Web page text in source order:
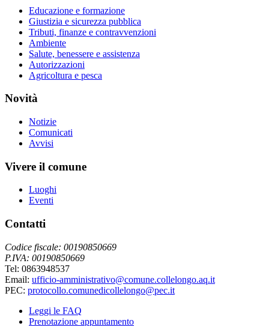
Educazione e formazione
Giustizia e sicurezza pubblica
Tributi, finanze e contravvenzioni
Ambiente
Salute, benessere e assistenza
Autorizzazioni
Agricoltura e pesca
Novità
Notizie
Comunicati
Avvisi
Vivere il comune
Luoghi
Eventi
Contatti
Codice fiscale: 00190850669
P.IVA: 00190850669
Tel: 0863948537
Email: ufficio-amministrativo@comune.collelongo.aq.it
PEC: protocollo.comunedicollelongo@pec.it
Leggi le FAQ
Prenotazione appuntamento